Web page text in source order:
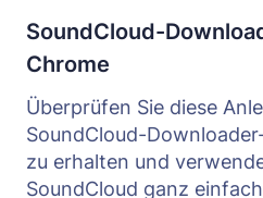
SoundCloud-
Chrome
Überprüfen Sie diese
SoundCloud-
zu erhalten und
SoundCloud ganz